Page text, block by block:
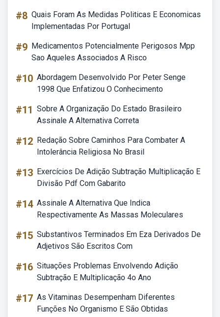
#8 Quais Foram As Medidas Politicas E Economicas
Implementadas Por Portugal
#9 Medicamentos Potencialmente Perigosos Mpp
Sao Aqueles Associados A Risco
#10 Abordagem Desenvolvido Por Peter Senge
1998 Que Enfatizou O Conhecimento
#11 Sobre A Organização Do Estado Brasileiro
Assinale A Alternativa Correta
#12 Redação Sobre Caminhos Para Combater A
Intolerância Religiosa No Brasil
#13 Exercícios De Adição Subtração Multiplicação E
Divisão Pdf Com Gabarito
#14 Assinale A Alternativa Que Indica
Respectivamente As Massas Moleculares
#15 Substantivos Terminados Em Eza Derivados De
Adjetivos São Escritos Com
#16 Situações Problemas Envolvendo Adição
Subtração E Multiplicação 4o Ano
#17 As Vitaminas Desempenham Diferentes
Funções No Organismo E São Obtidas